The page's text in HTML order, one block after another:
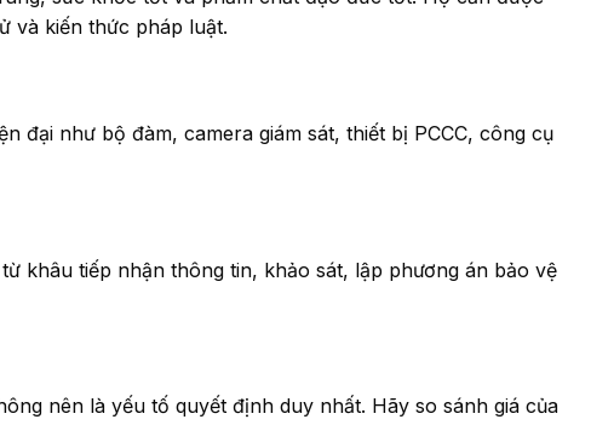
và kiến thức pháp luật.
đại như bộ đàm, camera giám sát, thiết bị PCCC, công cụ
khâu tiếp nhận thông tin, khảo sát, lập phương án bảo vệ
nên là yếu tố quyết định duy nhất. Hãy so sánh giá của